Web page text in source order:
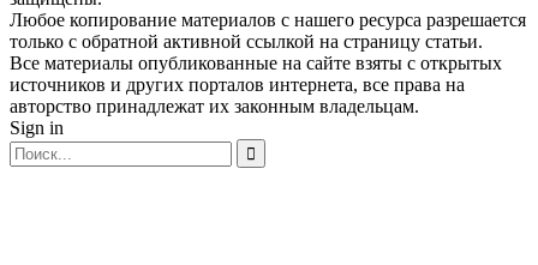
Любое копирование материалов с нашего ресурса разрешается
только с обратной активной ссылкой на страницу статьи.
Все материалы опубликованные на сайте взяты с открытых
источников и других порталов интернета, все права на
авторство принадлежат их законным владельцам.
Sign in